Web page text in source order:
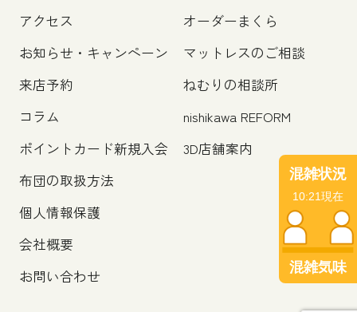
アクセス
お知らせ・キャンペーン
来店予約
コラム
ポイントカード新規入会
布団の取扱方法
個人情報保護
会社概要
お問い合わせ
オーダーまくら
マットレスのご相談
ねむりの相談所
nishikawa REFORM
3D店舗案内
混雑状況
10:21現在
混雑気味